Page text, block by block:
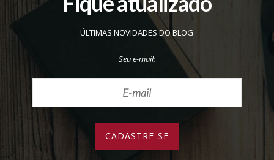
ÚLTIMAS NOVIDADES DO BLOG
Seu e-mail: